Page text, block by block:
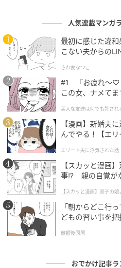
高火力で焼き上げるWeberグ
とスモーキーな香りを楽しめ
いしさです。使い方はスタッ
くれるので、初心者でも本格
ます。
出典：シティリビングWeb
人気連載マンガ
最初に感じた違
こない夫からの
され妻なつこ
#1 「お疲れ〜♡
この女、ナメてま
美人な友達は何でも許され
【漫画】新婚夫
んでやる！【エ
エリート夫に浮気された話
【スカッと漫画
事!? 親の自覚が
【スカッと漫画】双子の
懲らしめた話
「朝からどこ行
どもの習い事を把
離婚後同居
おでかけ記事